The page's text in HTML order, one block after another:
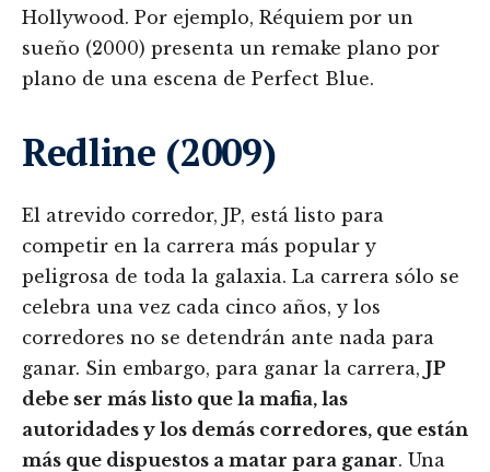
Hollywood. Por ejemplo, Réquiem por un
sueño (2000) presenta un remake plano por
plano de una escena de Perfect Blue.
Redline (2009)
El atrevido corredor, JP, está listo para
competir en la carrera más popular y
peligrosa de toda la galaxia. La carrera sólo se
celebra una vez cada cinco años, y los
corredores no se detendrán ante nada para
ganar. Sin embargo, para ganar la carrera, JP
debe ser más listo que la mafia, las
autoridades y los demás corredores, que están
más que dispuestos a matar para ganar. Una